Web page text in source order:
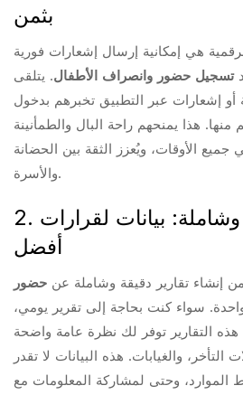
بثمن
هي إمكانية إرسال إشعارات فورية
تسجيل حضور وانصراف الأطفال. يتلقى
أو إشعارات عبر التطبيق تخبرهم بدخول
هذا يمنحهم راحة البال والطمأنينة
الأوقات، ويُعزز الثقة بين الحضانة
والأسرة.
2. تقارير دقيقة وشاملة: بيانات لقرارات
أفضل
إنشاء تقارير دقيقة وشاملة عن حضور
سواء كنت بحاجة إلى تقرير يومي،
التقارير توفر لك نظرة عامة واضحة
والغيابات. هذه البيانات لا تقدر
الموارد، وحتى لمشاركة المعلومات مع